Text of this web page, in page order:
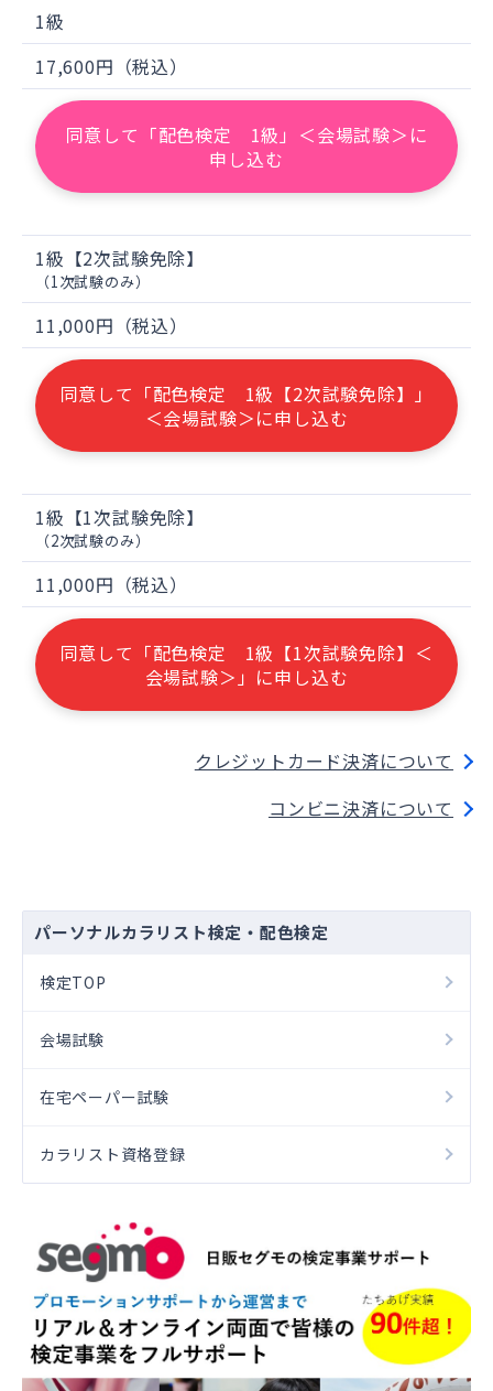
パーソナルカラリスト検定・配色検定
検定TOP
会場試験
在宅ペーパー試験
カラリスト資格登録
1級
17,600円（税込）
同意して「配色検定 1級」＜会場試験＞に
申し込む
1級【2次試験免除】
（1次試験のみ）
11,000円（税込）
同意して「配色検定 1級【2次試験免除】」
＜会場試験＞に申し込む
1級【1次試験免除】
（2次試験のみ）
11,000円（税込）
同意して「配色検定 1級【1次試験免除】＜
会場試験＞」に申し込む
クレジットカード決済について
コンビニ決済について